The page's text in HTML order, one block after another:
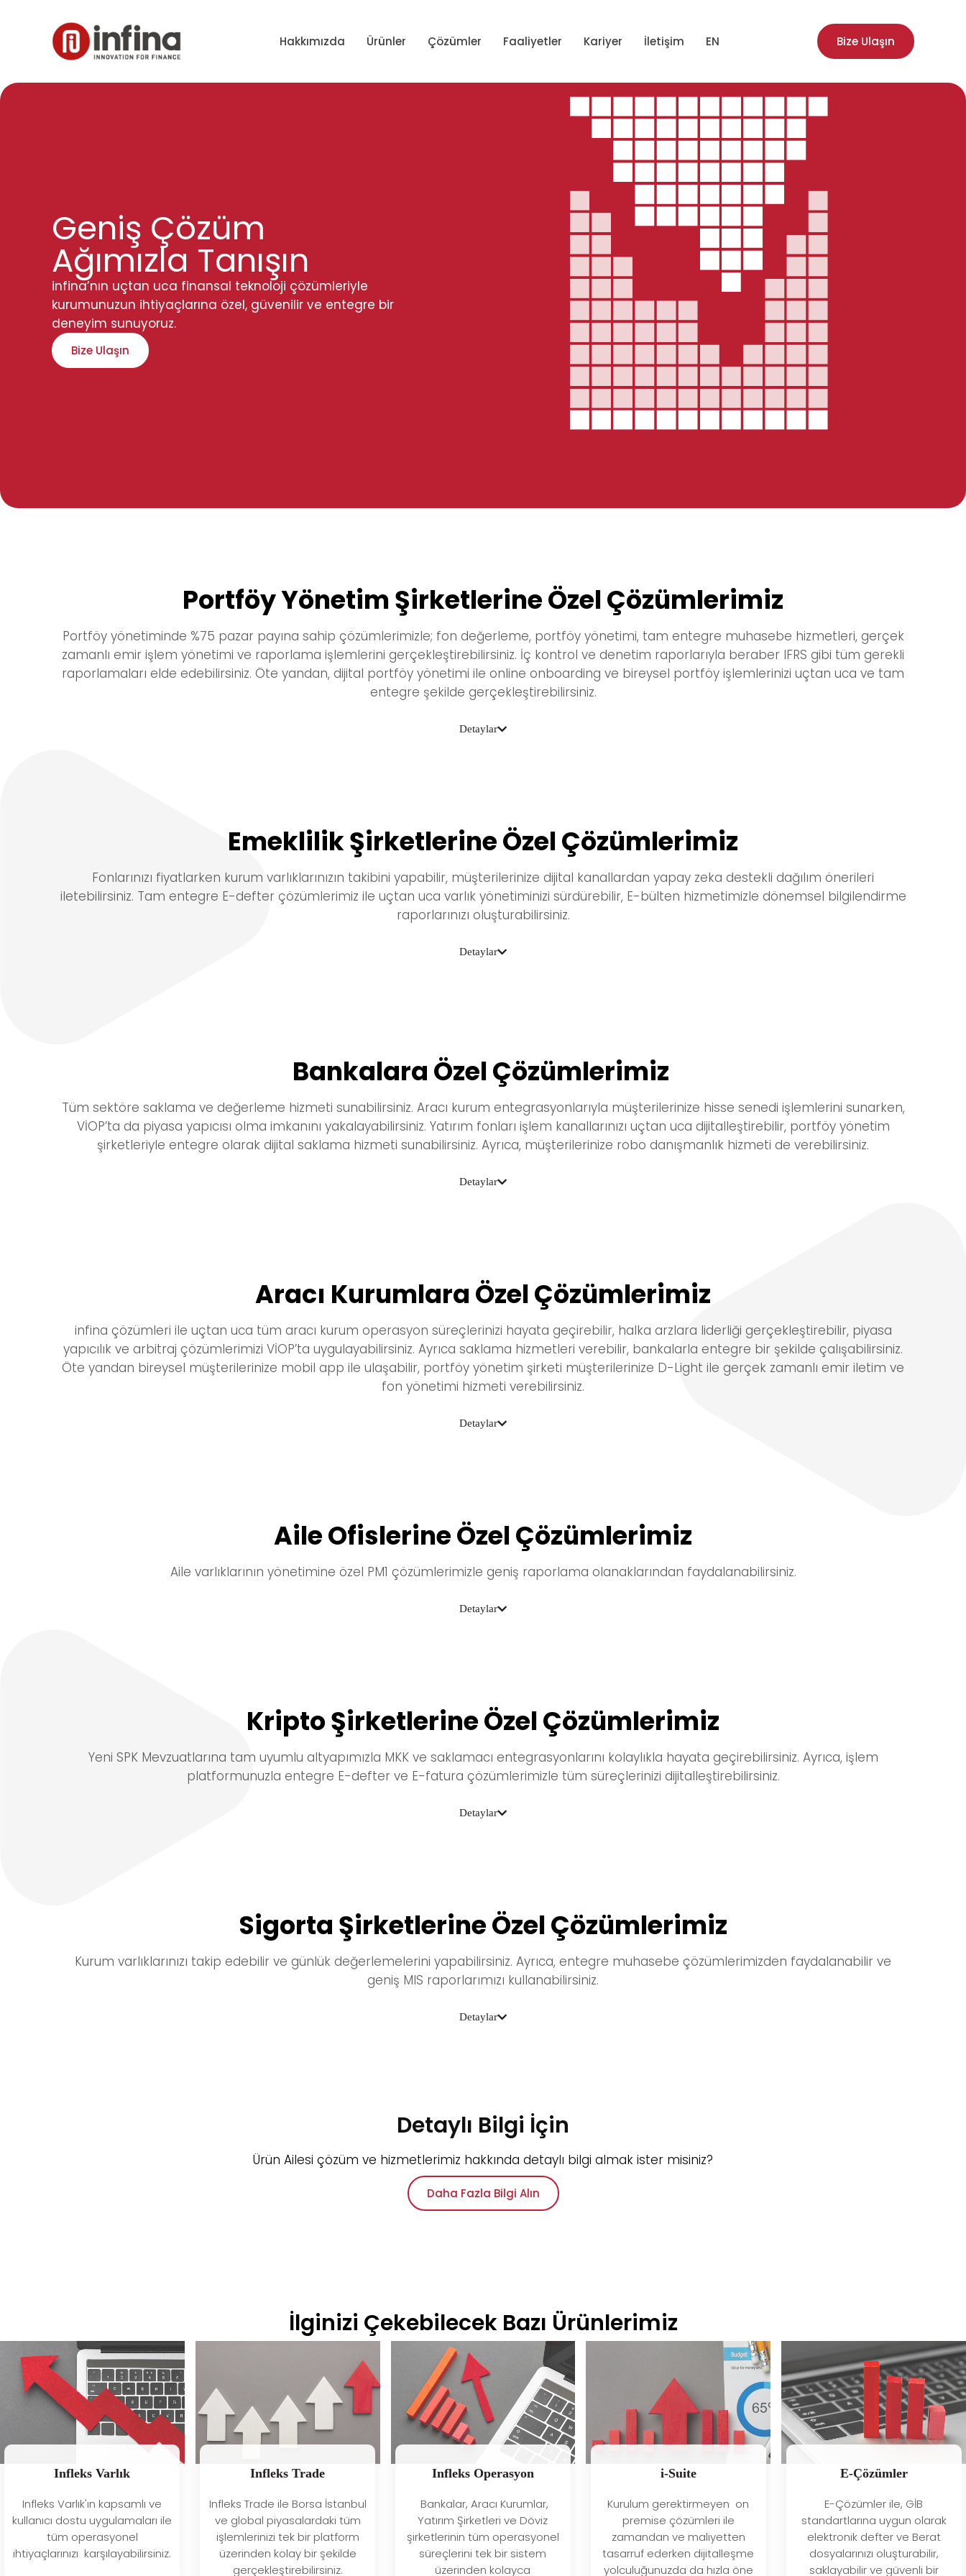
Hakkımızda Ürünler Çözümler Faaliyetler Kariyer İletişim EN Bize Ulaşın
Geniş Çözüm
Ağımızla Tanışın
infina’nın uçtan uca finansal teknoloji çözümleriyle
kurumunuzun ihtiyaçlarına özel, güvenilir ve entegre bir
deneyim sunuyoruz.
Bize Ulaşın
Portföy Yönetim Şirketlerine Özel Çözümlerimiz
Portföy yönetiminde %75 pazar payına sahip çözümlerimizle; fon değerleme, portföy yönetimi, tam entegre muhasebe hizmetleri, gerçek
zamanlı emir işlem yönetimi ve raporlama işlemlerini gerçekleştirebilirsiniz. İç kontrol ve denetim raporlarıyla beraber IFRS gibi tüm gerekli
raporlamaları elde edebilirsiniz. Öte yandan, dijital portföy yönetimi ile online onboarding ve bireysel portföy işlemlerinizi uçtan uca ve tam
entegre şekilde gerçekleştirebilirsiniz.
Detaylar
Emeklilik Şirketlerine Özel Çözümlerimiz
Fonlarınızı fiyatlarken kurum varlıklarınızın takibini yapabilir, müşterilerinize dijital kanallardan yapay zeka destekli dağılım önerileri
iletebilirsiniz. Tam entegre E-defter çözümlerimiz ile uçtan uca varlık yönetiminizi sürdürebilir, E-bülten hizmetimizle dönemsel bilgilendirme
raporlarınızı oluşturabilirsiniz.
Detaylar
Bankalara Özel Çözümlerimiz ​
Tüm sektöre saklama ve değerleme hizmeti sunabilirsiniz. Aracı kurum entegrasyonlarıyla müşterilerinize hisse senedi işlemlerini sunarken,
VİOP’ta da piyasa yapıcısı olma imkanını yakalayabilirsiniz. Yatırım fonları işlem kanallarınızı uçtan uca dijitalleştirebilir, portföy yönetim
şirketleriyle entegre olarak dijital saklama hizmeti sunabilirsiniz. Ayrıca, müşterilerinize robo danışmanlık hizmeti de verebilirsiniz.
Detaylar
Aracı Kurumlara Özel Çözümlerimiz
infina çözümleri ile uçtan uca tüm aracı kurum operasyon süreçlerinizi hayata geçirebilir, halka arzlara liderliği gerçekleştirebilir, piyasa
yapıcılık ve arbitraj çözümlerimizi VİOP’ta uygulayabilirsiniz. Ayrıca saklama hizmetleri verebilir, bankalarla entegre bir şekilde çalışabilirsiniz.
Öte yandan bireysel müşterilerinize mobil app ile ulaşabilir, portföy yönetim şirketi müşterilerinize D-Light ile gerçek zamanlı emir iletim ve
fon yönetimi hizmeti verebilirsiniz.
Detaylar
Aile Ofislerine Özel Çözümlerimiz
Aile varlıklarının yönetimine özel PM1 çözümlerimizle geniş raporlama olanaklarından faydalanabilirsiniz.
Detaylar
Kripto Şirketlerine Özel Çözümlerimiz
Yeni SPK Mevzuatlarına tam uyumlu altyapımızla MKK ve saklamacı entegrasyonlarını kolaylıkla hayata geçirebilirsiniz. Ayrıca, işlem
platformunuzla entegre E-defter ve E-fatura çözümlerimizle tüm süreçlerinizi dijitalleştirebilirsiniz.
Detaylar
Sigorta Şirketlerine Özel Çözümlerimiz
Kurum varlıklarınızı takip edebilir ve günlük değerlemelerini yapabilirsiniz. Ayrıca, entegre muhasebe çözümlerimizden faydalanabilir ve
geniş MIS raporlarımızı kullanabilirsiniz.
Detaylar
Detaylı Bilgi İçin​
Ürün Ailesi çözüm ve hizmetlerimiz hakkında detaylı bilgi almak ister misiniz?
Daha Fazla Bilgi Alın
İlginizi Çekebilecek Bazı Ürünlerimiz
Infleks Varlık
Infleks Varlık'ın kapsamlı ve
kullanıcı dostu uygulamaları ile
tüm operasyonel
ihtiyaçlarınızı karşılayabilirsiniz.
Infleks Trade
Infleks Trade ile Borsa İstanbul
ve global piyasalardaki tüm
işlemlerinizi tek bir platform
üzerinden kolay bir şekilde
gerçekleştirebilirsiniz.
Infleks Operasyon
Bankalar, Aracı Kurumlar,
Yatırım Şirketleri ve Döviz
şirketlerinin tüm operasyonel
süreçlerini tek bir sistem
üzerinden kolayca
i-Suite
Kurulum gerektirmeyen on
premise çözümleri ile
zamandan ve maliyetten
tasarruf ederken dijitalleşme
yolculuğunuzda da hızla öne
E-Çözümler
E-Çözümler ile, GİB
standartlarına uygun olarak
elektronik defter ve Berat
dosyalarınızı oluşturabilir,
saklayabilir ve güvenli bir